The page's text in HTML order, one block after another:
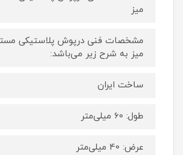
میز
مشخصات فنی درپوش پلاستیکی
میز به شرح زیر می‌باشد:
ساخت ایران
طول: 60 میلی‌متر
عرض: 40 میلی‌متر